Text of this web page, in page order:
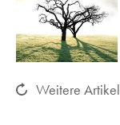
Weitere Artikel